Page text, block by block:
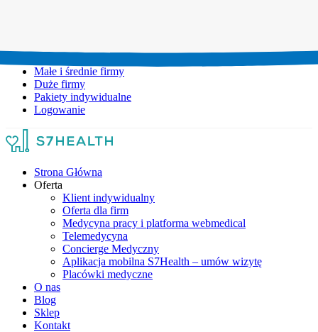
Małe i średnie firmy
Duże firmy
Pakiety indywidualne
Logowanie
Strona Główna
Oferta
Klient indywidualny
Oferta dla firm
Medycyna pracy i platforma webmedical
Telemedycyna
Concierge Medyczny
Aplikacja mobilna S7Health – umów wizytę
Placówki medyczne
O nas
Blog
Sklep
Kontakt